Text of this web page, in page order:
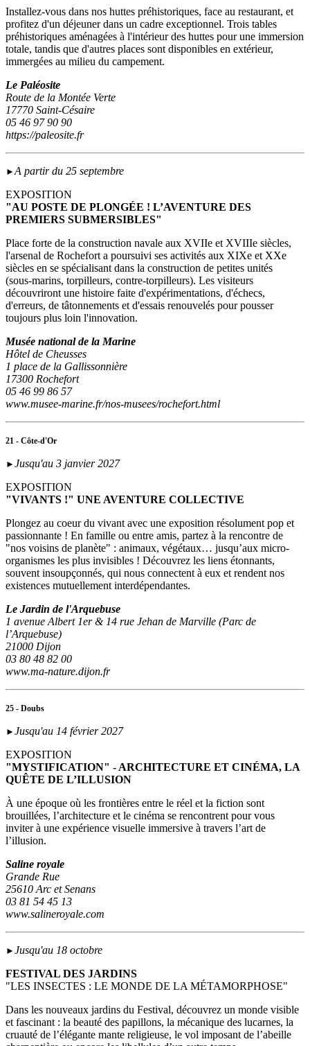
Installez-vous dans nos huttes préhistoriques, face au restaurant, et
profitez d'un déjeuner dans un cadre exceptionnel. Trois tables
préhistoriques aménagées à l'intérieur des huttes pour une immersion
totale, tandis que d'autres places sont disponibles en extérieur,
immergées au milieu du campement.
Le Paléosite
Route de la Montée Verte
17770 Saint-Césaire
05 46 97 90 90
https://paleosite.fr
►A partir du 25 septembre
EXPOSITION
"AU POSTE DE PLONGÉE ! L’AVENTURE DES
PREMIERS SUBMERSIBLES"
Place forte de la construction navale aux XVIIe et XVIIIe siècles,
l'arsenal de Rochefort a poursuivi ses activités aux XIXe et XXe
siècles en se spécialisant dans la construction de petites unités
(sous‑marins, torpilleurs, contre-torpilleurs). Les visiteurs
découvriront une histoire faite d'expérimentations, d'échecs,
d'erreurs, de tâtonnements et d'essais renouvelés pour pousser
toujours plus loin l'innovation.
Musée national de la Marine
Hôtel de Cheusses
1 place de la Gallissonnière
17300 Rochefort
05 46 99 86 57
www.musee-marine.fr/nos-musees/rochefort.html
21 - Côte-d'Or
► Jusqu'au 3 janvier 2027
EXPOSITION
"VIVANTS !" UNE AVENTURE COLLECTIVE
Plongez au coeur du vivant avec une exposition résolument pop et
passionnante ! En famille ou entre amis, partez à la rencontre de
"nos voisins de planète" : animaux, végétaux… jusqu’aux micro-
organismes les plus invisibles ! Découvrez les liens étonnants,
souvent insoupçonnés, qui nous connectent à eux et rendent nos
existences mutuellement interdépendantes.
Le Jardin de l'Arquebuse
1 avenue Albert 1er & 14 rue Jehan de Marville (Parc de
l’Arquebuse)
21000 Dijon
03 80 48 82 00
www.ma-nature.dijon.fr
25 - Doubs
► Jusqu'au 14 février 2027
EXPOSITION
"MYSTIFICATION" - ARCHITECTURE ET CINÉMA, LA
QUÊTE DE L’ILLUSION
À une époque où les frontières entre le réel et la fiction sont
brouillées, l’architecture et le cinéma se rencontrent pour vous
inviter à une expérience visuelle immersive à travers l’art de
l’illusion.
Saline royale
Grande Rue
25610 Arc et Senans
03 81 54 45 13
www.salineroyale.com
► Jusqu'au 18 octobre
FESTIVAL DES JARDINS
"LES INSECTES : LE MONDE DE LA MÉTAMORPHOSE"
Dans les nouveaux jardins du Festival, découvrez un monde visible
et fascinant : la beauté des papillons, la mécanique des lucarnes, la
cruauté de l’élégante mante religieuse, le vol imposant de l’abeille